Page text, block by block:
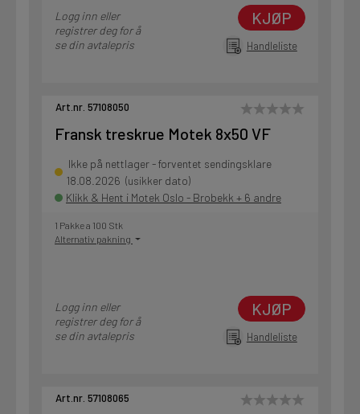
Logg inn eller
registrer deg for å
se din avtalepris
KJØP
Handleliste
Art.nr. 57108050
Fransk treskrue Motek 8x50 VF
Ikke på nettlager - forventet sendingsklare
18.08.2026 (usikker dato)
Klikk & Hent i Motek Oslo - Brobekk + 6 andre
1 Pakke a 100 Stk
Alternativ pakning
Logg inn eller
registrer deg for å
se din avtalepris
KJØP
Handleliste
Art.nr. 57108065